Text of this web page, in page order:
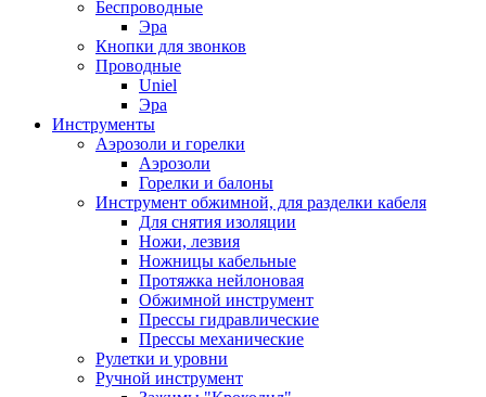
Беспроводные
Эра
Кнопки для звонков
Проводные
Uniel
Эра
Инструменты
Аэрозоли и горелки
Аэрозоли
Горелки и балоны
Инструмент обжимной, для разделки кабеля
Для снятия изоляции
Ножи, лезвия
Ножницы кабельные
Протяжка нейлоновая
Обжимной инструмент
Прессы гидравлические
Прессы механические
Рулетки и уровни
Ручной инструмент